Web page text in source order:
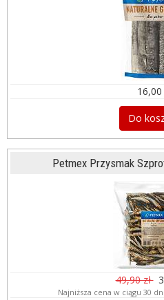
16,00
Do
Petmex Przysmak
49,90 zł
Najniższa cena w ciągu 30